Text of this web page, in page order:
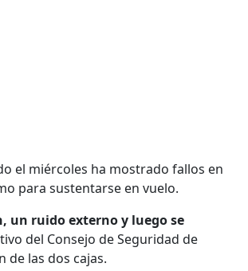
el miércoles ha mostrado fallos en
para sustentarse en vuelo.
un ruido externo y luego se
del Consejo de Seguridad de
de las dos cajas.